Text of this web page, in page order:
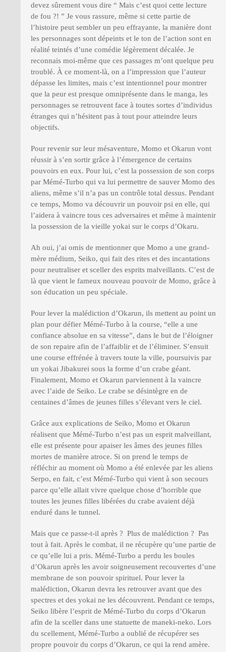
devez sûrement vous dire “ Mais c’est quoi cette lecture
de fou ?! ” Je vous rassure, même si cette partie de
l’histoire peut sembler un peu effrayante, la manière dont
les personnages sont dépeints et le ton de l’action sont en
réalité teintés d’une comédie légèrement décalée. Je
reconnais moi-même que ces passages m’ont quelque peu
troublé. À ce moment-là, on a l’impression que l’auteur
dépasse les limites, mais c’est intentionnel pour montrer
que la peur est presque omniprésente dans le manga, les
personnages se retrouvent face à toutes sortes d’individus
étranges qui n’hésitent pas à tout pour atteindre leurs
objectifs.
Pour revenir sur leur mésaventure, Momo et Okarun vont
réussir à s’en sortir grâce à l’émergence de certains
pouvoirs en eux. Pour lui, c’est la possession de son corps
par Mémé-Turbo qui va lui permettre de sauver Momo des
aliens, même s’il n’a pas un contrôle total dessus. Pendant
ce temps, Momo va découvrir un pouvoir psi en elle, qui
l’aidera à vaincre tous ces adversaires et même à maintenir
la possession de la vieille yokai sur le corps d’Okaru.
Ah oui, j’ai omis de mentionner que Momo a une grand-
mère médium, Seiko, qui fait des rites et des incantations
pour neutraliser et sceller des esprits malveillants. C’est de
là que vient le fameux nouveau pouvoir de Momo, grâce à
son éducation un peu spéciale.
Pour lever la malédiction d’Okarun, ils mettent au point un
plan pour défier Mémé-Turbo à la course, “elle a une
confiance absolue en sa vitesse”, dans le but de l’éloigner
de son repaire afin de l’affaiblir et de l’éliminer. S’ensuit
une course effrénée à travers toute la ville, poursuivis par
un yokai Jibakurei sous la forme d’un crabe géant.
Finalement, Momo et Okarun parviennent à la vaincre
avec l’aide de Seiko. Le crabe se désintègre en de
centaines d’âmes de jeunes filles s’élevant vers le ciel.
Grâce aux explications de Seiko, Momo et Okarun
réalisent que Mémé-Turbo n’est pas un esprit malveillant,
elle est présente pour apaiser les âmes des jeunes filles
mortes de manière atroce. Si on prend le temps de
réfléchir au moment où Momo a été enlevée par les aliens
Serpo, en fait, c’est Mémé-Turbo qui vient à son secours
parce qu’elle allait vivre quelque chose d’horrible que
toutes les jeunes filles libérées du crabe avaient déjà
enduré dans le tunnel.
Mais que ce passe-t-il après ? Plus de malédiction ? Pas
tout à fait. Après le combat, il ne récupère qu’une partie de
ce qu’elle lui a pris. Mémé-Turbo a perdu les boules
d’Okarun après les avoir soigneusement recouvertes d’une
membrane de son pouvoir spirituel. Pour lever la
malédiction, Okarun devra les retrouver avant que des
spectres et des yokai ne les découvrent. Pendant ce temps,
Seiko libère l’esprit de Mémé-Turbo du corps d’Okarun
afin de la sceller dans une statuette de maneki-neko. Lors
du scellement, Mémé-Turbo a oublié de récupérer ses
propre pouvoir du corps d’Okarun, ce qui la rend amère.